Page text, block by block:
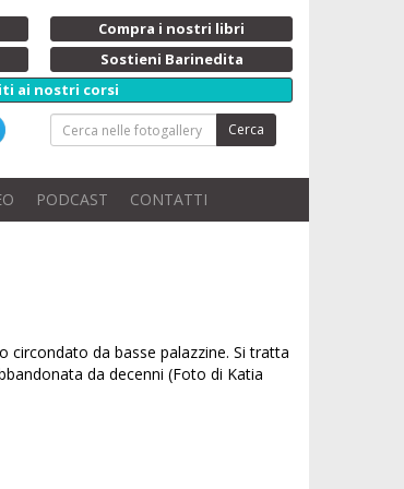
Compra i nostri libri
Sostieni Barinedita
ai nostri corsi
Cerca
PODCAST CONTATTI
circondato da basse palazzine. Si tratta
da decenni (Foto di Katia